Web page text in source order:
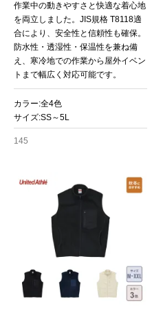
作業中の動きやすさと快適な着心地
を両立しました。JIS規格 T8118適
合により、安全性と信頼性も確保。
防水性・透湿性・保温性を兼ね備
え、寒冷地での作業から屋外イベン
トまで幅広く対応可能です。
カラー:全4色
サイズ:SS～5L
145